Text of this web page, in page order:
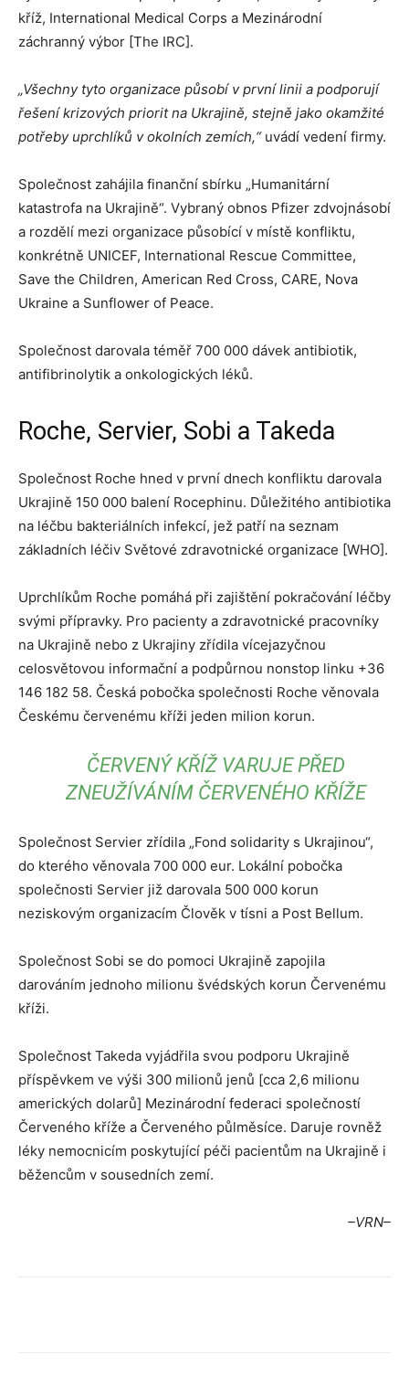
kříž, International Medical Corps a Mezinárodní
záchranný výbor [The IRC].
„Všechny tyto organizace působí v první linii a podporují
řešení krizových priorit na Ukrajině, stejně jako okamžité
potřeby uprchlíků v okolních zemích,“ uvádí vedení firmy.
Společnost zahájila finanční sbírku „Humanitární
katastrofa na Ukrajině“. Vybraný obnos Pfizer zdvojnásobí
a rozdělí mezi organizace působící v místě konfliktu,
konkrétně UNICEF, International Rescue Committee,
Save the Children, American Red Cross, CARE, Nova
Ukraine a Sunflower of Peace.
Společnost darovala téměř 700 000 dávek antibiotik,
antifibrinolytik a onkologických léků.
Roche, Servier, Sobi a Takeda
Společnost Roche hned v první dnech konfliktu darovala
Ukrajině 150 000 balení Rocephinu. Důležitého antibiotika
na léčbu bakteriálních infekcí, jež patří na seznam
základních léčiv Světové zdravotnické organizace [WHO].
Uprchlíkům Roche pomáhá při zajištění pokračování léčby
svými přípravky. Pro pacienty a zdravotnické pracovníky
na Ukrajině nebo z Ukrajiny zřídila vícejazyčnou
celosvětovou informační a podpůrnou nonstop linku +36
146 182 58. Česká pobočka společnosti Roche věnovala
Českému červenému kříži jeden milion korun.
ČERVENÝ KŘÍŽ VARUJE PŘED
ZNEUŽÍVÁNÍM ČERVENÉHO KŘÍŽE
Společnost Servier zřídila „Fond solidarity s Ukrajinou“,
do kterého věnovala 700 000 eur. Lokální pobočka
společnosti Servier již darovala 500 000 korun
neziskovým organizacím Člověk v tísni a Post Bellum.
Společnost Sobi se do pomoci Ukrajině zapojila
darováním jednoho milionu švédských korun Červenému
kříži.
Společnost Takeda vyjádřila svou podporu Ukrajině
příspěvkem ve výši 300 milionů jenů [cca 2,6 milionu
amerických dolarů] Mezinárodní federaci společností
Červeného kříže a Červeného půlměsíce. Daruje rovněž
léky nemocnicím poskytující péči pacientům na Ukrajině i
běžencům v sousedních zemí.
–VRN–